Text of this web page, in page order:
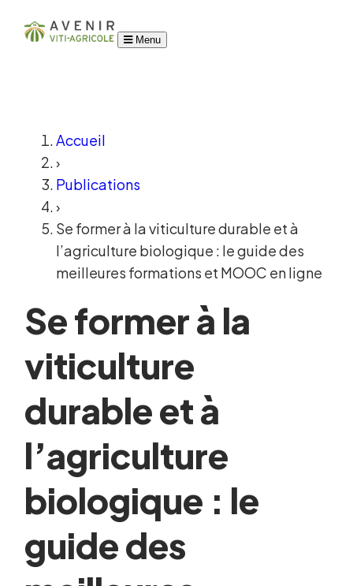
Menu
Accueil
›
Publications
›
Se former à la viticulture durable et à
l’agriculture biologique : le guide des
meilleures formations et MOOC en ligne
Se former à la
viticulture
durable et à
l’agriculture
biologique : le
guide des